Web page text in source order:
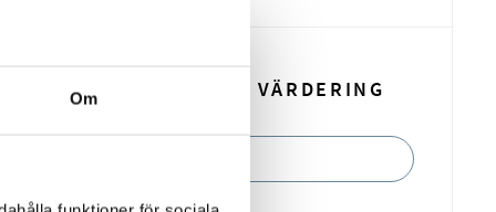
Om
BOKA EN KOSTNADSFRI VÄRDERING